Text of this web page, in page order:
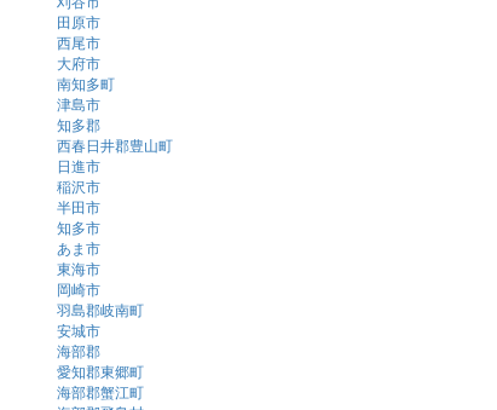
田原市
西尾市
大府市
南知多町
津島市
知多郡
西春日井郡豊山町
日進市
稲沢市
半田市
知多市
あま市
東海市
岡崎市
羽島郡岐南町
安城市
海部郡
愛知郡東郷町
海部郡蟹江町